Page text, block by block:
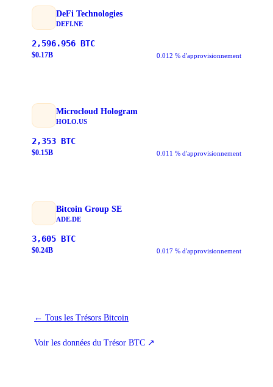
DeFi Technologies
DEFI.NE
2,596.956 BTC
$0.17B 0.012 % d'approvisionnement
Microcloud Hologram
HOLO.US
2,353 BTC
$0.15B 0.011 % d'approvisionnement
Bitcoin Group SE
ADE.DE
3,605 BTC
$0.24B 0.017 % d'approvisionnement
← Tous les Trésors Bitcoin
Voir les données du Trésor BTC ↗